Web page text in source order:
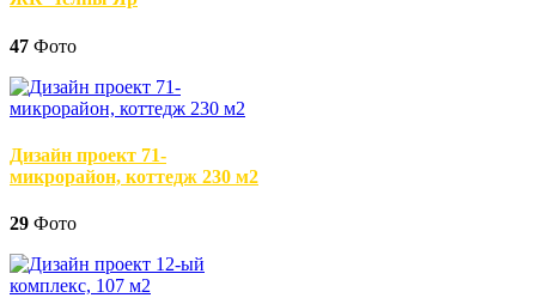
47 Фото
Дизайн проект 71-
микрорайон, коттедж 230 м2
29 Фото